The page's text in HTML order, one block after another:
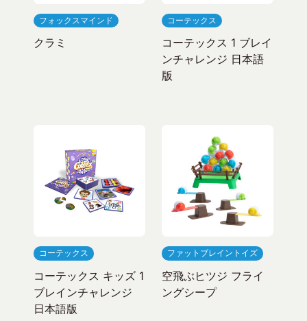
フォックスマインド
クラミ
コーテックス
コーテックス 1 ブレイ
ンチャレンジ 日本語
版
コーテックス
コーテックス キッズ 1
ブレインチャレンジ
日本語版
ファットブレイントイズ
空飛ぶヒツジ フライ
ングシープ